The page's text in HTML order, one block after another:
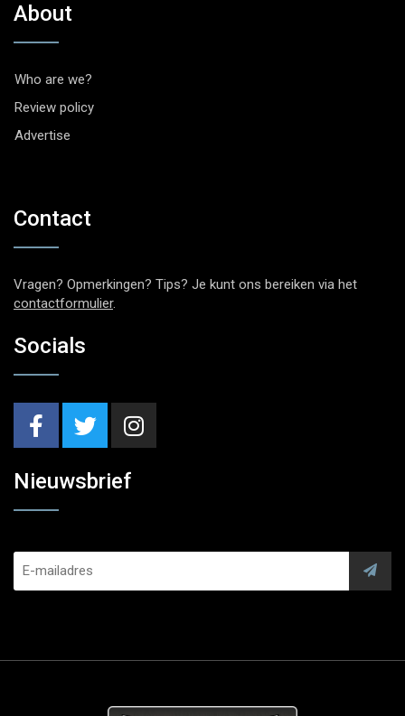
About
Who are we?
Review policy
Advertise
Contact
Vragen? Opmerkingen? Tips? Je kunt ons bereiken via het
contactformulier.
Socials
Nieuwsbrief